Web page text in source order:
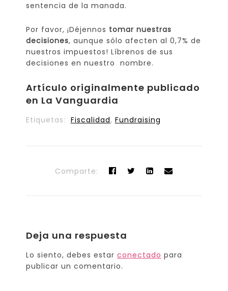
sentencia de la manada.
Por favor, ¡Déjennos tomar nuestras
decisiones, aunque sólo afecten al 0,7% de
nuestros impuestos! Líbrenos de sus
decisiones en nuestro nombre.
Artículo originalmente publicado
en La Vanguardia
Etiquetas: Fiscalidad, Fundraising
Comparte:
Deja una respuesta
Lo siento, debes estar conectado para
publicar un comentario.